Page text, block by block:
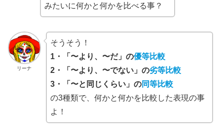
みたいに何かと何かを比べる事？
リーナ
そうそう！
1・「〜より、〜だ」の優等比較
2・「〜より、〜でない」の劣等比較
3・「〜と同じくらい」の同等比較
の3種類で、何かと何かを比較した表現の事
よ！